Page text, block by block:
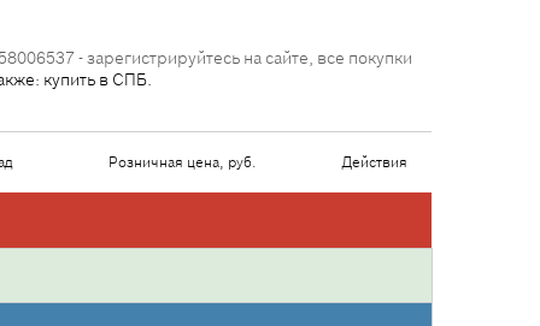
- зарегистрируйтесь на сайте, все покупки
купить в СПБ.
Розничная цена, руб. Действия